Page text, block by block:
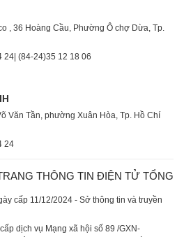
, 36 Hoàng Cầu, Phường Ô chợ Dừa, Tp.
24 | (84-24)35 12 18 06
Văn Tần, phường Xuân Hòa, Tp. Hồ Chí
24
THÔNG TIN ĐIỆN TỬ TỔNG
cấp 11/12/2024 - Sở thông tin và truyền
dịch vụ Mạng xã hội số 89 /GXN-